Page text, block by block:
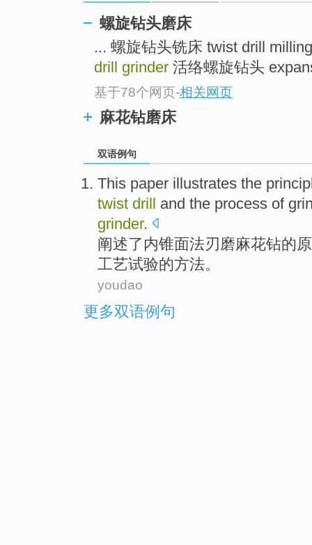
螺旋钻头磨床
... 螺旋钻头铣床 twist drill
drill grinder 活络螺旋钻头
基于78个网页-相关网页
麻花钻磨床
双语例句
This paper illustrates the
twist drill and the process of
grinder.
阐述了 内锥面法刃磨麻花钻的
工艺试验的方法。
youdao
更多双语例句